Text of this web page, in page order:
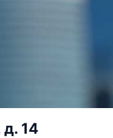
д. 14